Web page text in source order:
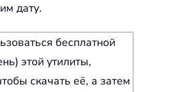
дату.
бесплатной
этой утилиты,
скачать её, а затем